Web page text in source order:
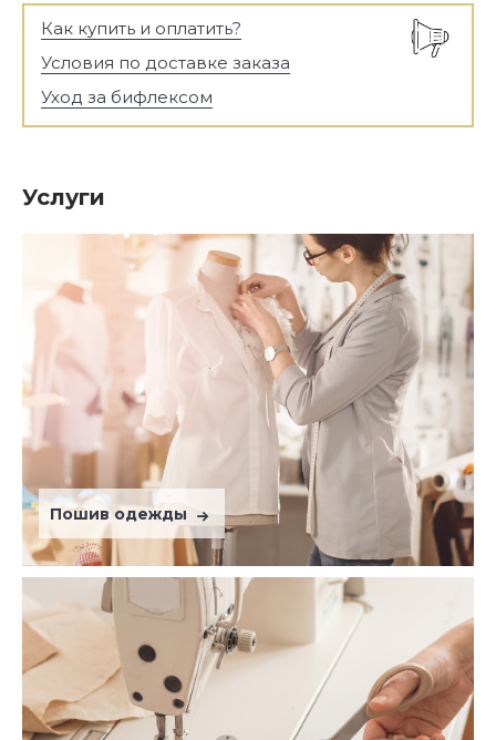
Как купить и оплатить?
Условия по доставке заказа
Уход за бифлексом
Услуги
Пошив одежды